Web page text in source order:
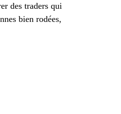
des traders qui
bien rodées,